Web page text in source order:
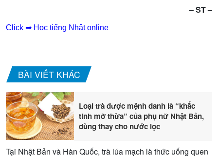
– ST –
Click ➡ Học tiếng Nhật online
BÀI VIẾT KHÁC
Loại trà được mệnh danh là “khắc
tinh mỡ thừa” của phụ nữ Nhật Bản,
dùng thay cho nước lọc
Tại Nhật Bản và Hàn Quốc, trà lúa mạch là thức uống quen